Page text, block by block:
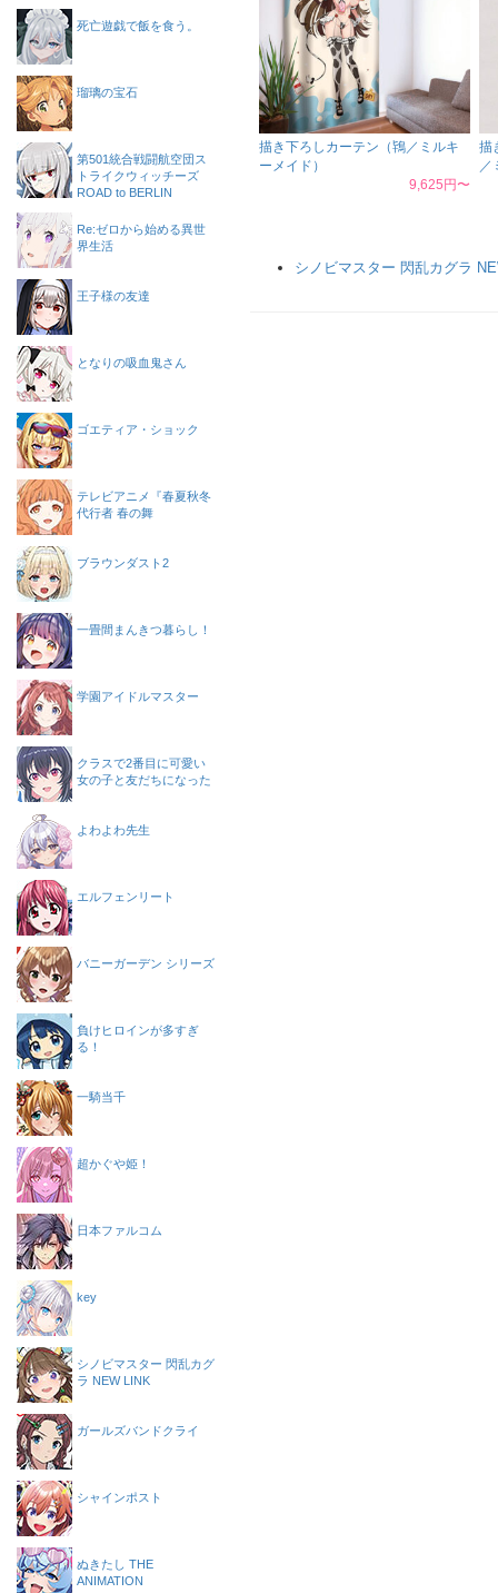
描き下ろしカーテン（鴇／ミルキ
ーメイド）
9,625円〜
描
／
シノビマスター 閃乱カグラ
死亡遊戯で飯を食う。
瑠璃の宝石
第501統合戦闘航空団ス
トライクウィッチーズ
ROAD to BERLIN
Re:ゼロから始める異世
界生活
王子様の友達
となりの吸血鬼さん
ゴエティア・ショック
テレビアニメ『春夏秋冬
代行者 春の舞
ブラウンダスト2
一畳間まんきつ暮らし！
学園アイドルマスター
クラスで2番目に可愛い
女の子と友だちになった
よわよわ先生
エルフェンリート
バニーガーデン シリーズ
負けヒロインが多すぎ
る！
一騎当千
超かぐや姫！
日本ファルコム
key
シノビマスター 閃乱カグ
ラ NEW LINK
ガールズバンドクライ
シャインポスト
ぬきたし THE
ANIMATION